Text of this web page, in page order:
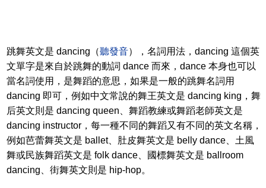
跳舞英文是 dancing（聽發音），名詞用法，dancing 這個英
文單字是來自於跳舞的動詞 dance 而來，dance 本身也可以
當名詞使用，是舞蹈的意思，如果是一般的跳舞名詞用
dancing 即可，例如中文常說的舞王英文是 dancing king，舞
后英文則是 dancing queen、舞蹈教練或舞蹈老師英文是
dancing instructor，每一種不同的舞蹈又有不同的英文名稱，
例如芭蕾舞英文是 ballet、肚皮舞英文是 belly dance、土風
舞或民族舞蹈英文是 folk dance、國標舞英文是 ballroom
dancing、街舞英文則是 hip-hop。